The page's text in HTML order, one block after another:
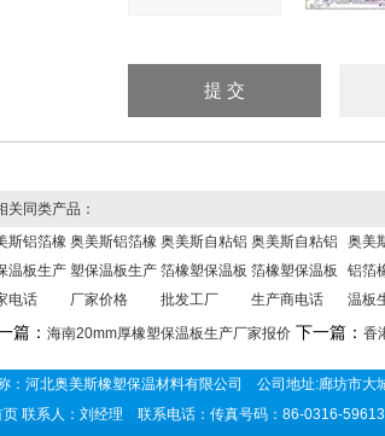
同类产品：
斯铝箔橡
温板生产
电话
奥美斯铝箔橡
塑保温板生产
厂家价格
奥美斯自粘铝
箔橡塑保温板
批发工厂
奥美斯自粘铝
箔橡塑保温板
生产商电话
奥美
铝箔
温板
篇： 海南20mm厚橡塑保温板生产厂家报价 下一篇： 香
：河北奥美斯橡塑保温材料有限公司 公司地址:廊坊市
页 联系人：刘经理 联系电话：传真号码：86-0316-